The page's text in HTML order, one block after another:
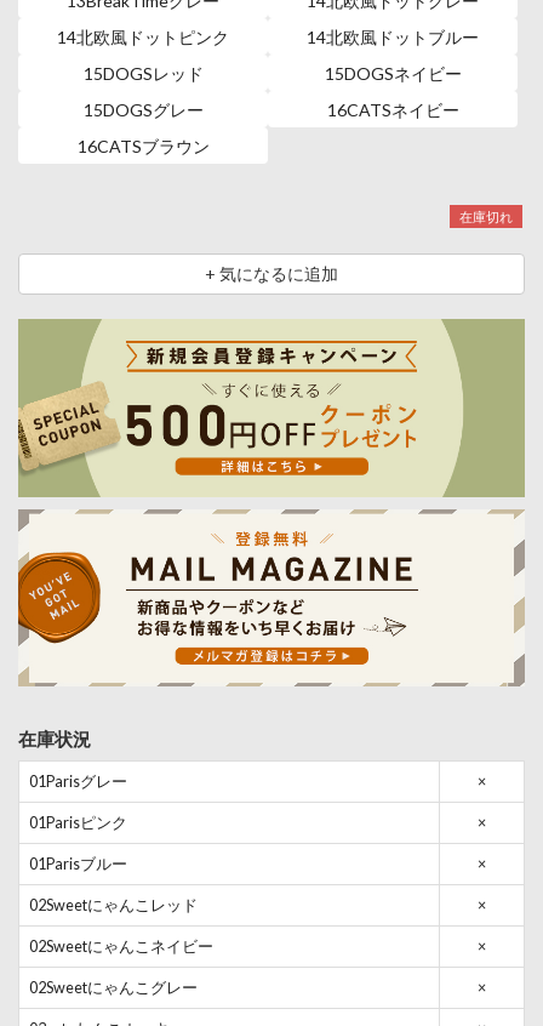
14北欧風ドットピンク
14北欧風ドットブルー
15DOGSレッド
15DOGSネイビー
15DOGSグレー
16CATSネイビー
16CATSブラウン
在庫切れ
+ 気になるに追加
在庫状況
01Parisグレー ×
01Parisピンク ×
01Parisブルー ×
02Sweetにゃんこレッド ×
02Sweetにゃんこネイビー ×
02Sweetにゃんこグレー ×